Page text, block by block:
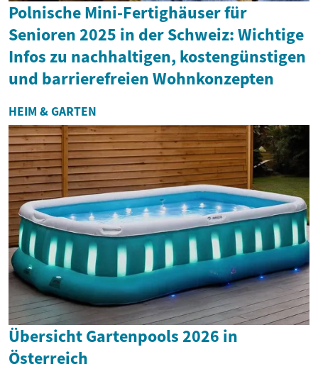
Polnische Mini-Fertighäuser für
Senioren 2025 in der Schweiz: Wichtige
Infos zu nachhaltigen, kostengünstigen
und barrierefreien Wohnkonzepten
HEIM & GARTEN
Übersicht Gartenpools 2026 in
Österreich